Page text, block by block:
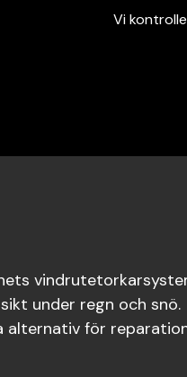
Vi
under regn och snö.
alternativ för